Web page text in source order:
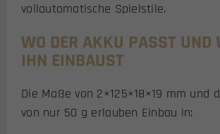
vollautomatische Spielstile.
WO DER AKKU PASST UND
IHN EINBAUST
Die Maße von 2×125×18×19 mm und
von nur 50 g erlauben Einbau in: